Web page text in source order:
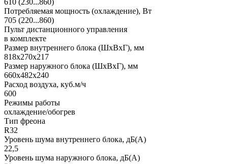
610 (230...860)
Потребляемая мощность (охлаждение), Вт
705 (220...860)
Пульт дистанционного управления
в комплекте
Размер внутреннего блока (ШхВхГ), мм
818x270x217
Размер наружного блока (ШхВхГ), мм
660x482x240
Расход воздуха, куб.м/ч
600
Режимы работы
охлаждение/обогрев
Тип фреона
R32
Уровень шума внутреннего блока, дБ(А)
22,5
Уровень шума наружного блока, дБ(А)